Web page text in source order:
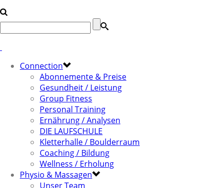
Connection
Abonnemente & Preise
Gesundheit / Leistung
Group Fitness
Personal Training
Ernährung / Analysen
DIE LAUFSCHULE
Kletterhalle / Boulderraum
Coaching / Bildung
Wellness / Erholung
Physio & Massagen
Unser Team